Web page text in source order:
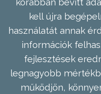
kell újra
használatát annak
információk
fejlesztések
legnagyobb
működjön,